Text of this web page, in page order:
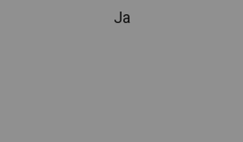
Ja